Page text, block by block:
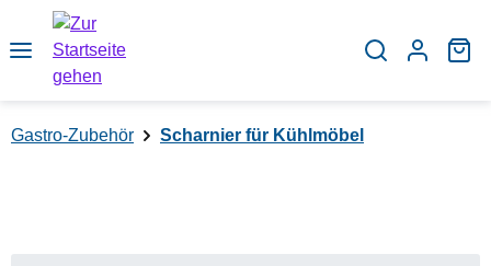
Zum Hauptinhalt springen
Gastro-Zubehör Scharnier für Kühlmöbel